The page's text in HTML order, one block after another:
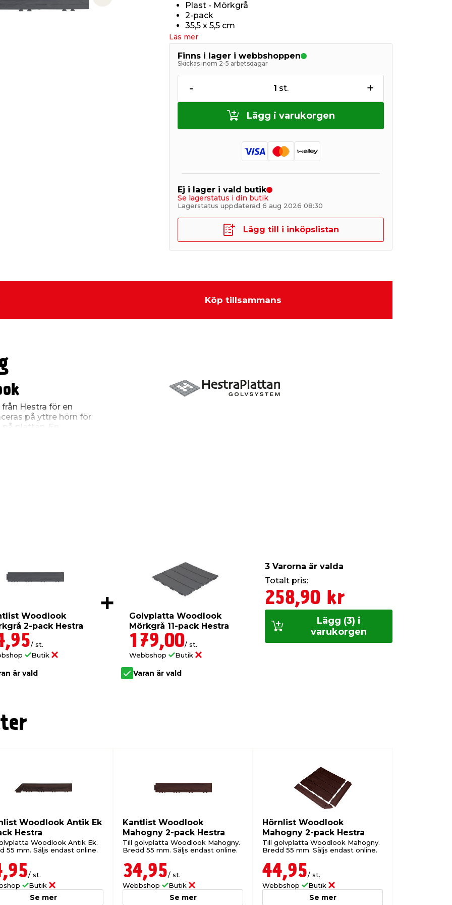
Next slide
Plast - Mörkgrå
2-pack
35,5 x 5,5 cm
Läs mer
Finns i lager i webbshoppen
Skickas inom 2-5 arbetsdagar
- 1 st. +
Lägg i varukorgen
Ej i lager i vald butik
Se lagerstatus i din butik
Lagerstatus uppdaterad 6 aug 2026 08:30
Lägg till i inköpslistan
Köp tillsammans
Hestra för en
på yttre hörn för
plattan. En
precis som själva
eget tycke genom
kantlist som också går
i utrymmen som
en vägg eller golvlist.
lika bra inomhus som
1,2 cm tjock. Säljs i en
går inte att köpa i
Woodlook
2-pack Hestra
/ st.
Butik
är vald
Golvplatta Woodlook
Mörkgrå 11-pack Hestra
179,00/ st.
Webbshop
Butik
Varan är vald
3 Varorna är valda
Totalt pris:
258,90 kr
Lägg (3) i
varukorgen
Woodlook Antik Ek
Hestra
Woodlook Antik Ek.
55 mm. Säljs endast online.
/ st.
Butik
Se mer
Kantlist Woodlook
Mahogny 2-pack Hestra
Till golvplatta Woodlook Mahogny.
Bredd 55 mm. Säljs endast online.
34,95/ st.
Webbshop
Butik
Se mer
Hörnlist Woodlook
Mahogny 2-pack Hestra
Till golvplatta Woodlook Mahogny.
Bredd 55 mm. Säljs endast online.
44,95/ st.
Webbshop
Butik
Se mer